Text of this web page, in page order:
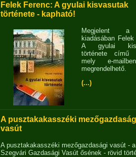
Felek Ferenc: A gyulai kisvasutak
története - kapható!
Megjelent
kiadásában
A gyulai
története című
mely e-
megrendelhető.
(...)
A pusztakakasszéki
vasút
A pusztakakasszéki mezőgazdasági vasút - a
Szegvári Gazdasági Vasút ősének - rövid